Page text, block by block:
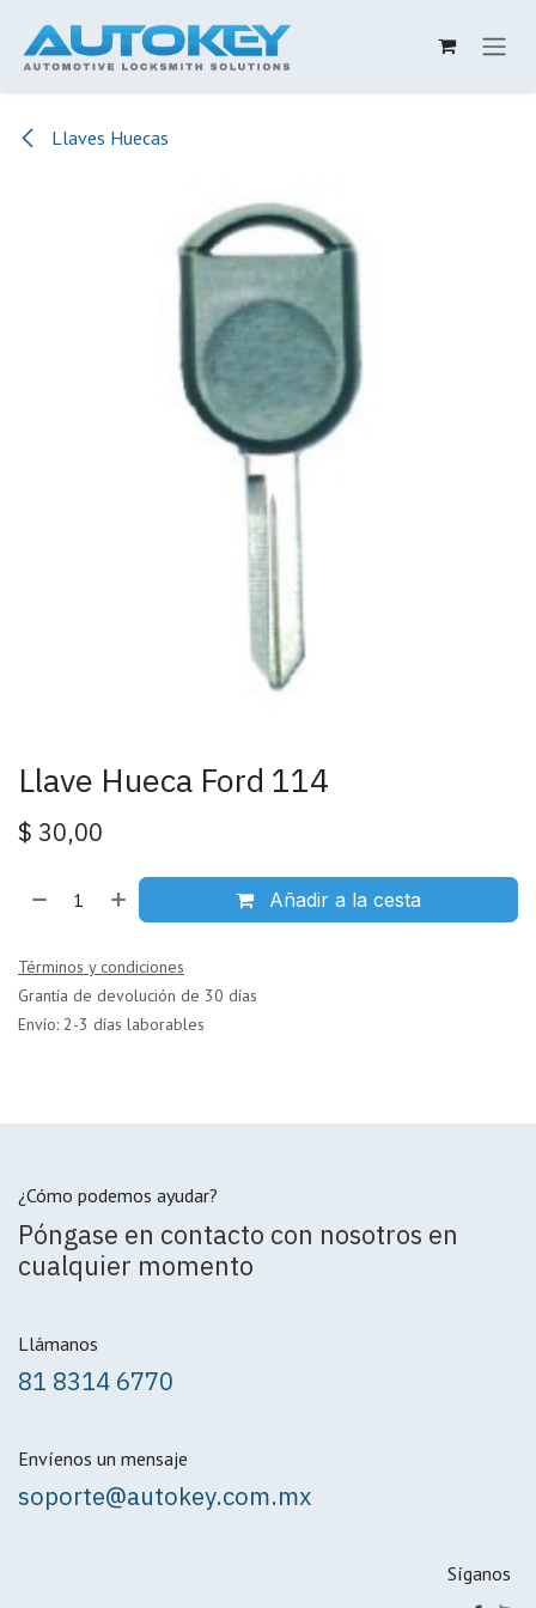
Llaves Huecas
Llave Hueca Ford 114
$ 30,00
Añadir a la cesta
Términos y condiciones
Grantía de devolución de 30 días
Envío: 2-3 días laborables
¿Cómo podemos ayudar?
Póngase en contacto con nosotros en
cualquier momento
Llámanos
81 8314 6770
Envíenos un mensaje
soporte@autokey.com.mx
Síganos